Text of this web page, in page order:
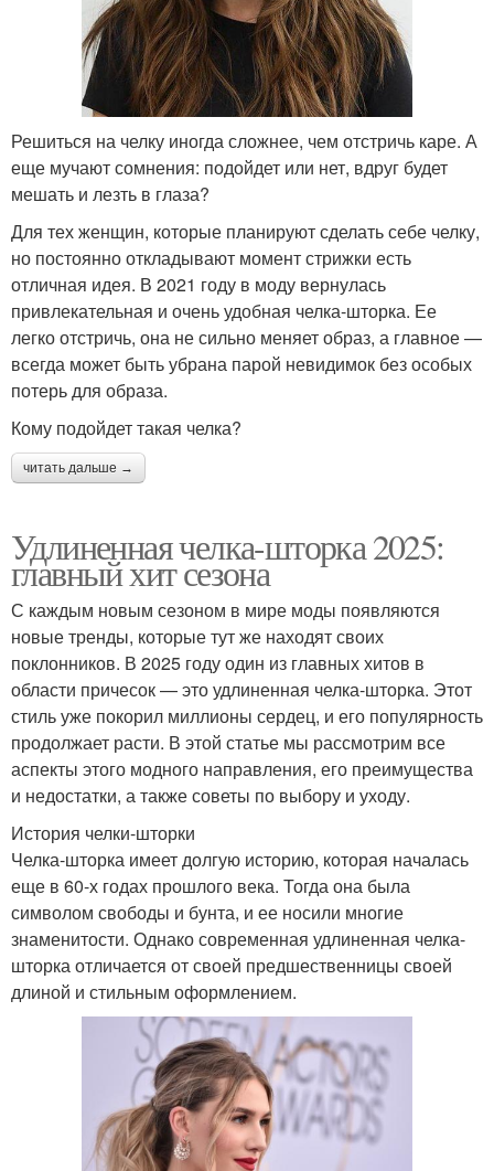
Решиться на челку иногда сложнее, чем отстричь каре. А
еще мучают сомнения: подойдет или нет, вдруг будет
мешать и лезть в глаза?
Для тех женщин, которые планируют сделать себе челку,
но постоянно откладывают момент стрижки есть
отличная идея. В 2021 году в моду вернулась
привлекательная и очень удобная челка-шторка. Ее
легко отстричь, она не сильно меняет образ, а главное —
всегда может быть убрана парой невидимок без особых
потерь для образа.
Кому подойдет такая челка?
читать дальше →
Удлиненная челка-шторка 2025:
главный хит сезона
С каждым новым сезоном в мире моды появляются
новые тренды, которые тут же находят своих
поклонников. В 2025 году один из главных хитов в
области причесок — это удлиненная челка-шторка. Этот
стиль уже покорил миллионы сердец, и его популярность
продолжает расти. В этой статье мы рассмотрим все
аспекты этого модного направления, его преимущества
и недостатки, а также советы по выбору и уходу.
История челки-шторки
Челка-шторка имеет долгую историю, которая началась
еще в 60-х годах прошлого века. Тогда она была
символом свободы и бунта, и ее носили многие
знаменитости. Однако современная удлиненная челка-
шторка отличается от своей предшественницы своей
длиной и стильным оформлением.